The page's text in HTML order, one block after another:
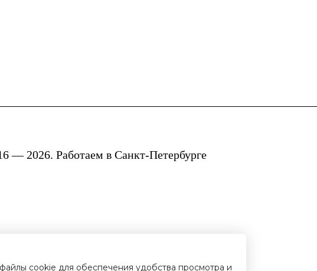
— 2026. Работаем в Санкт-Петербурге
cookie для обеспечения удобства просмотра и